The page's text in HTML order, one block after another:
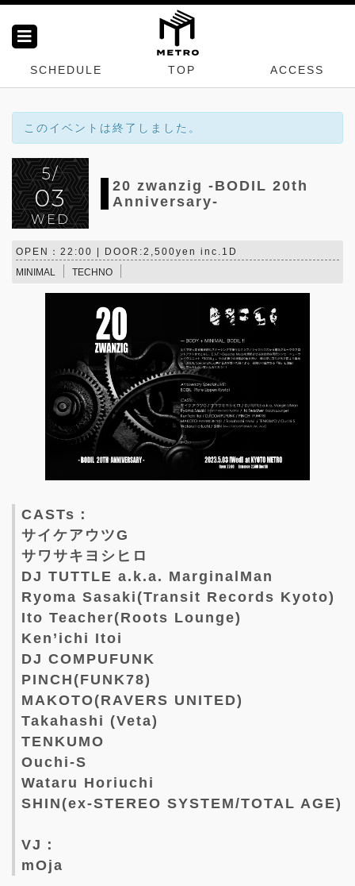
SCHEDULE TOP ACCESS
このイベントは終了しました。
5/
03
WED
20 zwanzig -BODIL 20th
Anniversary-
OPEN：22:00 | DOOR:2,500yen inc.1D
MINIMAL
TECHNO
CASTs：
サイケアウツG
サワサキヨシヒロ
DJ TUTTLE a.k.a. MarginalMan
Ryoma Sasaki(Transit Records Kyoto)
Ito Teacher(Roots Lounge)
Ken’ichi Itoi
DJ COMPUFUNK
PINCH(FUNK78)
MAKOTO(RAVERS UNITED)
Takahashi (Veta)
TENKUMO
Ouchi-S
Wataru Horiuchi
SHIN(ex-STEREO SYSTEM/TOTAL AGE)
VJ：
mOja